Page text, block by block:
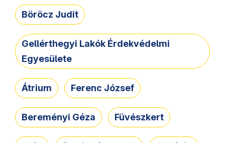
Böröcz Judit
Gellérthegyi Lakók Érdekvédelmi
Egyesülete
Átrium Ferenc József
Bereményi Géza Füvészkert